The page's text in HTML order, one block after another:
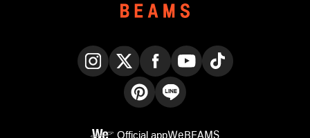
Official app